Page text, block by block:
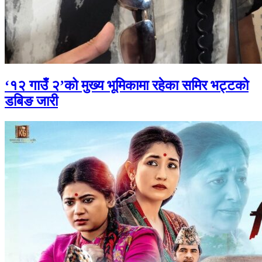
‘१२ गाउँ २’को मुख्य भूमिकामा रहेका समिर भट्टको
डबिङ जारी